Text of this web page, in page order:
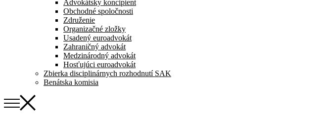
Advokátsky koncipient
Obchodné spoločnosti
Združenie
Organizačné zložky
Usadený euroadvokát
Zahraničný advokát
Medzinárodný advokát
Hosťujúci euroadvokát
Zbierka disciplinárnych rozhodnutí SAK
Benátska komisia